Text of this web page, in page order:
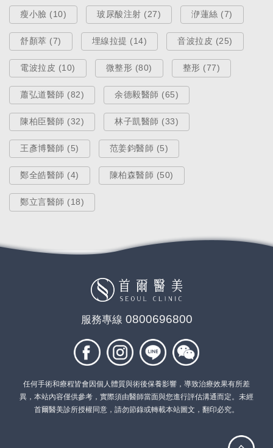
臥蠶是什麼？淚溝、眼袋、黑眼圈
怎麼分？一篇讓你看懂如何有效消
除眼袋！
May 29, 2020
眼袋專門診所！超高CP值的「5合1
隱痕眼袋手術」一小時擺脫疲憊倦
瘦小臉 (10) 玻尿酸注射 (27) 洢蓮絲 (7)
舒顏萃 (7) 埋線拉提 (14) 音波拉皮 (25)
電波拉皮 (10) 微整形 (80) 整形 (77)
蕭弘道醫師 (82) 余德毅醫師 (65)
陳柏臣醫師 (32) 林子凱醫師 (33)
王彥博醫師 (5) 范姜鈞醫師 (5)
鄭全皓醫師 (4) 陳柏森醫師 (50)
鄭立言醫師 (18)
服務專線 0800696800
任何手術和療程皆會因個人體質與術後保養影響，導致治療效果有所差
異，本站內容僅供參考，實際須由醫師當面與您進行評估溝通而定。未經
首爾醫美診所授權同意，請勿節錄或轉載本站圖文，翻印必究。